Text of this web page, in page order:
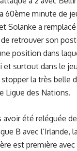
60ème minute de
Solanke a
retrouver son
position dans
et surtout dans le
stopper la très belle
Ligue des Nations.
avoir été reléguée
B avec l’Irlande,
est première